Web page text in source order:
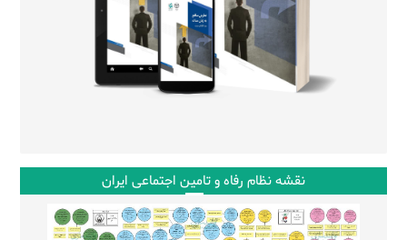
نقشه نظام رفاه و تامین اجتماعی ایران